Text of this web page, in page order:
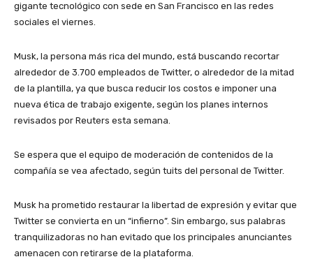
gigante tecnológico con sede en San Francisco en las redes
sociales el viernes.
Musk, la persona más rica del mundo, está buscando recortar
alrededor de 3.700 empleados de Twitter, o alrededor de la mitad
de la plantilla, ya que busca reducir los costos e imponer una
nueva ética de trabajo exigente, según los planes internos
revisados por Reuters esta semana.
Se espera que el equipo de moderación de contenidos de la
compañía se vea afectado, según tuits del personal de Twitter.
Musk ha prometido restaurar la libertad de expresión y evitar que
Twitter se convierta en un “infierno”. Sin embargo, sus palabras
tranquilizadoras no han evitado que los principales anunciantes
amenacen con retirarse de la plataforma.